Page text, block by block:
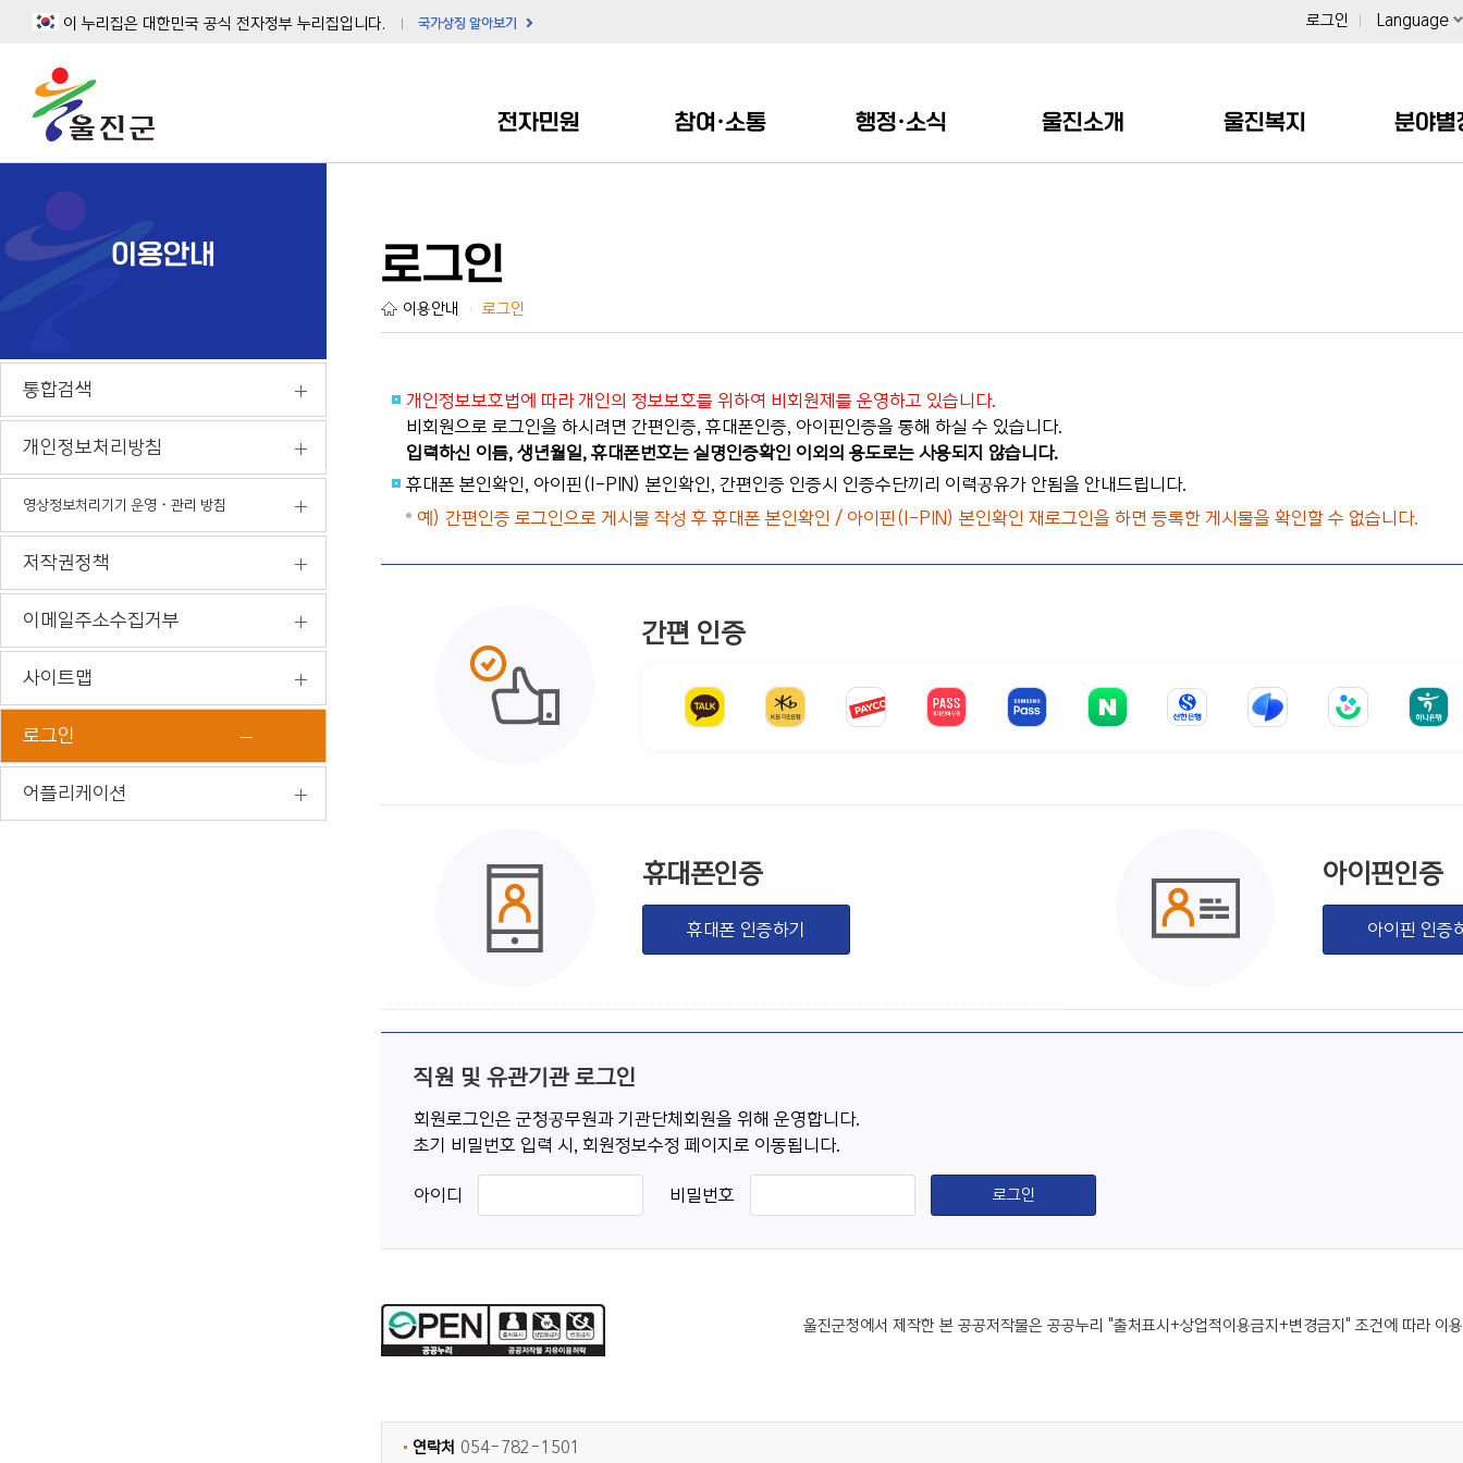
이 누리집은 대한민국 공식 전자정부 누리집입니다. 국가상징 알아보기 로그인 Language
전자민원 참여·소통 행정·소식 울진소개 울진복지 분야별
이용안내
통합검색
개인정보처리방침
영상정보처리기기 운영・관리 방침
저작권정책
이메일주소수집거부
사이트맵
로그인
어플리케이션
로그인
이용안내 로그인
개인정보보호법에 따라 개인의 정보보호를 위하여 비회원제를 운영하고 있습니다.
비회원으로 로그인을 하시려면 간편인증, 휴대폰인증, 아이핀인증을 통해 하실 수 있습니다.
입력하신 이름, 생년월일, 휴대폰번호는 실명인증확인 이외의 용도로는 사용되지 않습니다.
휴대폰 본인확인, 아이핀(I-PIN) 본인확인, 간편인증 인증시 인증수단끼리 이력공유가 안됨을 안내드립니다.
예) 간편인증 로그인으로 게시물 작성 후 휴대폰 본인확인 / 아이핀(I-PIN) 본인확인 재로그인을 하면 등록한 게시물을 확인할 수 없습니다.
간편 인증
휴대폰인증
휴대폰 인증하기
아이핀인증
아이핀 인증
직원 및 유관기관 로그인
회원로그인은 군청공무원과 기관단체회원을 위해 운영합니다.
초기 비밀번호 입력 시, 회원정보수정 페이지로 이동됩니다.
아이디 비밀번호
울진군청에서 제작한 본 공공저작물은 공공누리 "출처표시+상업적이용금지+변경금지" 조건에 따라 이
연락처 054-782-1501